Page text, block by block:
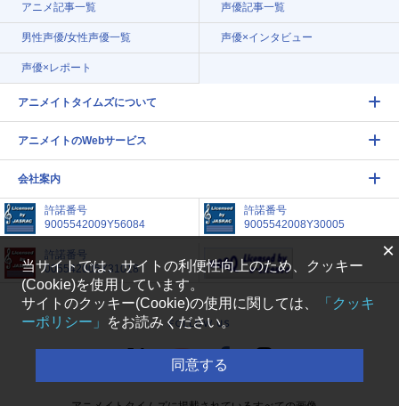
アニメ記事一覧 声優記事一覧
男性声優/女性声優一覧 声優×インタビュー
声優×レポート
アニメイトタイムズについて
アニメイトのWebサービス
会社案内
許諾番号
9005542009Y56084
許諾番号
9005542008Y30005
許諾番号
005542005Y31018
FOLLOW US
×
当サイトでは、サイトの利便性向上のため、クッキー
(Cookie)を使用しています。
サイトのクッキー(Cookie)の使用に関しては、
「クッキ
ーポリシー」
をお読みください。
同意する